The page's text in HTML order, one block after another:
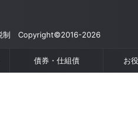
税制 Copyright©2016-2026
債券・仕組債 お